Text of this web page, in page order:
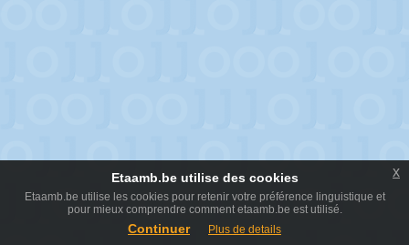
Etaamb.be utilise des cookies
Etaamb.be utilise les cookies pour retenir votre préférence linguistique et
pour mieux comprendre comment etaamb.be est utilisé.
Continuer Plus de details
x